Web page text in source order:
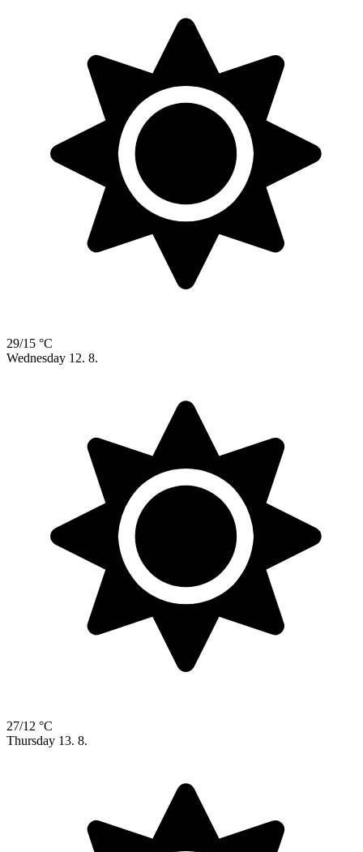
29/15 °C
Wednesday 12. 8.
27/12 °C
Thursday 13. 8.